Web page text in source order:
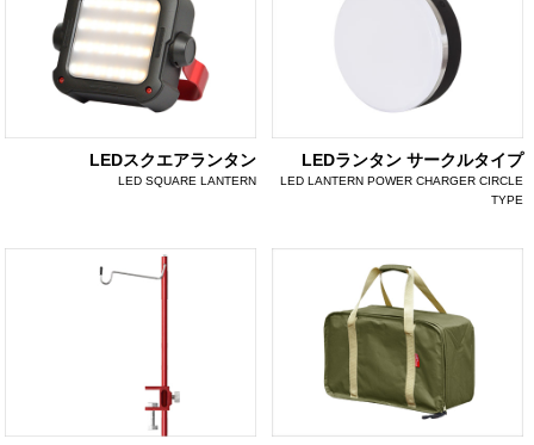
LEDスクエアランタン
LED SQUARE LANTERN
LEDランタン サークルタイプ
LED LANTERN POWER CHARGER CIRCLE
TYPE